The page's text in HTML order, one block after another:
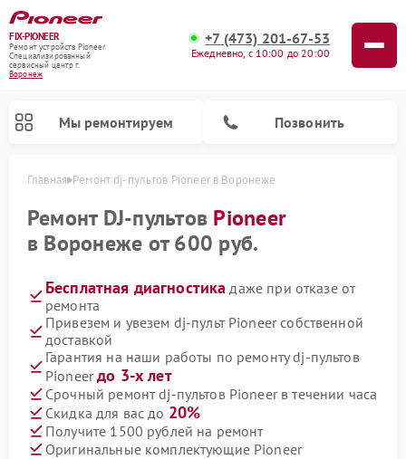
FIX-PIONEER
Ремонт устройств Pioneer
Специализированный
cервисный центр г.
Воронеж
+7 (473) 201-67-53
Ежедневно, с 10:00 до 20:00
Мы ремонтируем Позвонить
Главная Ремонт dj-пультов Pioneer в Воронеже
Ремонт DJ-пультов Pioneer
в Воронеже от 600 руб.
Бесплатная диагностика даже при отказе от
ремонта
Привезем и увезем dj-пульт Pioneer собственной
доставкой
Гарантия на наши работы по ремонту dj-пультов
Pioneerдо 3-х лет
Срочный ремонт dj-пультов Pioneer в течении часа
Скидка для вас до 20%
Получите 1500 рублей на ремонт
Оригинальные комплектующие Pioneer